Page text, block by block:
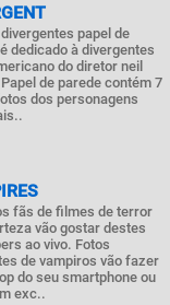
papel de
dedicado à divergentes
do diretor neil
de parede contém 7
dos personagens
fãs de filmes de terror
vão gostar destes
ao vivo. Fotos
de vampiros vão fazer
do seu smartphone ou
exc..